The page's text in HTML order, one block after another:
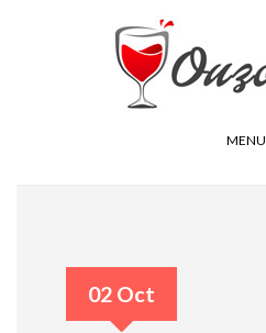
MENU
02 Oct